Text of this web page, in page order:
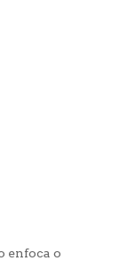
enfoca o